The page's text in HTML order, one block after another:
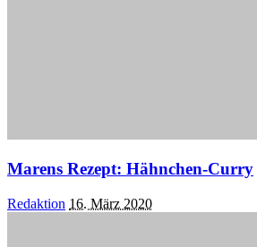
Marens Rezept: Hähnchen-Curry
Posted
Redaktion 16. März 2020